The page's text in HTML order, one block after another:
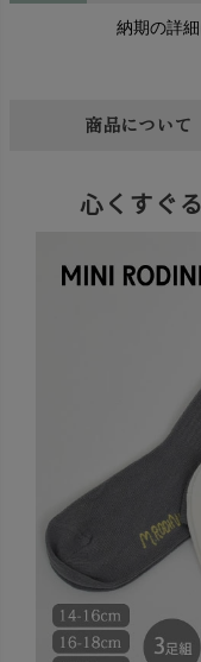
納期の詳
商品について
心くすぐ